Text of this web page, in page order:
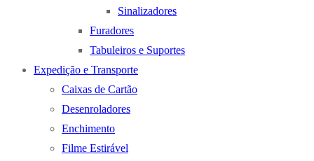
Sinalizadores
Furadores
Tabuleiros e Suportes
Expedição e Transporte
Caixas de Cartão
Desenroladores
Enchimento
Filme Estirável